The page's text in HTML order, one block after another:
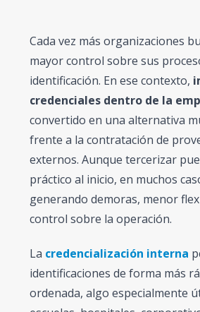
Cada vez más organizaciones
mayor control sobre sus
identificación. En ese contexto,
credenciales dentro de la
convertido en una alternativa
frente a la contratación de
externos. Aunque tercerizar
práctico al inicio, en muchos
generando demoras, menor
control sobre la operación.
La credencialización interna
identificaciones de forma más
ordenada, algo especialmente